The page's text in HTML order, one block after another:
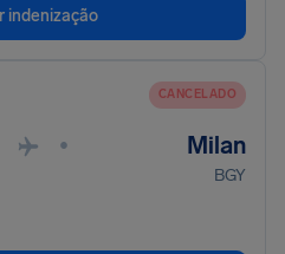
indenização
CANCELADO
• Milan
BGY